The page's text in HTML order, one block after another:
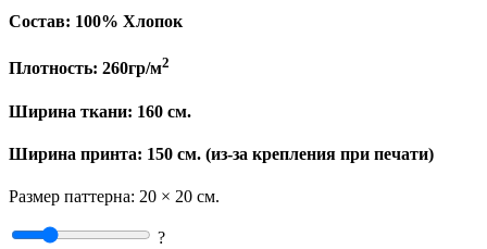
Состав: 100% Хлопок
Плотность: 260гр/м2
Ширина ткани: 160 см.
Ширина принта: 150 см. (из-за крепления при печати)
Размер паттерна: 20 × 20 см.
?